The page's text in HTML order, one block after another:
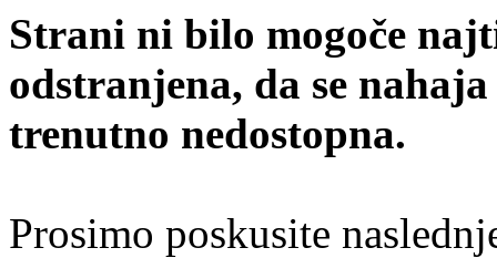
Strani ni bilo mogoče
odstranjena, da se
trenutno nedostopna.
Prosimo poskusite